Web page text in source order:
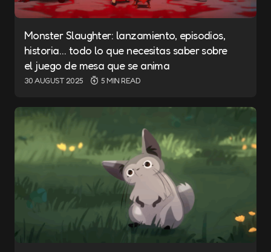
Monster Slaughter: lanzamiento, episodios,
historia… todo lo que necesitas saber sobre
el juego de mesa que se anima
30 AUGUST 2025 5 MIN READ